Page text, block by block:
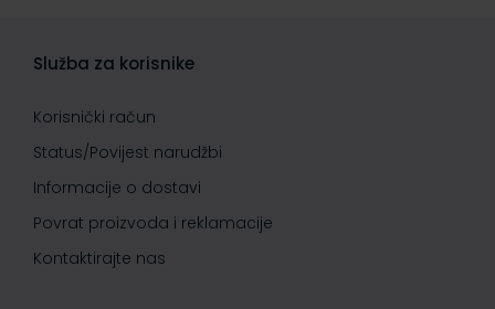
Služba za korisnike
Korisnički račun
Status/Povijest narudžbi
Informacije o dostavi
Povrat proizvoda i reklamacije
Kontaktirajte nas